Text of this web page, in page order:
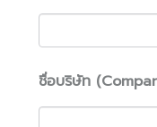
ชื่อบริษัท